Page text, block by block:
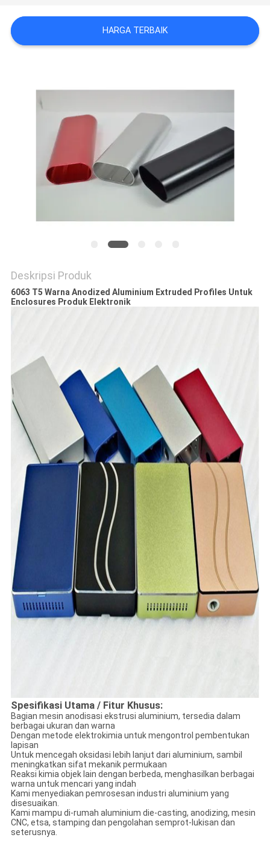
SITEMAP
POLICY
HARGA TERBAIK
Deskripsi Produk
6063 T5 Warna Anodized Aluminium Extruded Profiles Untuk
Enclosures Produk Elektronik
Spesifikasi Utama / Fitur Khusus:
Bagian mesin anodisasi ekstrusi aluminium, tersedia dalam
berbagai ukuran dan warna
Dengan metode elektrokimia untuk mengontrol pembentukan
lapisan
Untuk mencegah oksidasi lebih lanjut dari aluminium, sambil
meningkatkan sifat mekanik permukaan
Reaksi kimia objek lain dengan berbeda, menghasilkan berbagai
warna untuk mencari yang indah
Kami menyediakan pemrosesan industri aluminium yang
disesuaikan.
Kami mampu di-rumah aluminium die-casting, anodizing, mesin
CNC, etsa, stamping dan pengolahan semprot-lukisan dan
seterusnya.